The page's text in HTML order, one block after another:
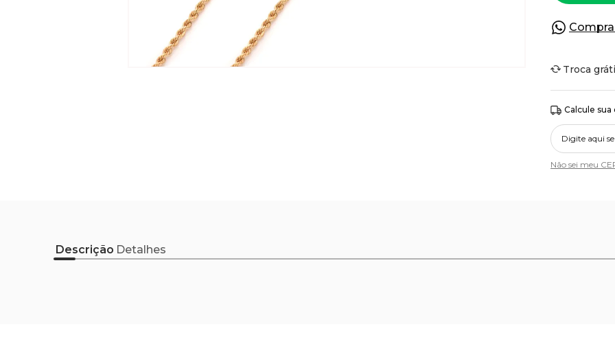
Troca
Calcule
Não sei meu
Descrição Detalhes